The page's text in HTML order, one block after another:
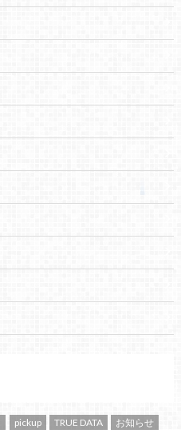
pickup TRUE DATA お知らせ